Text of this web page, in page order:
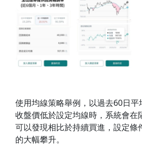
使用均線策略舉例，以過去60日平
收盤價低於設定均線時，系統會在
可以發現相比於持續買進，設定條
的大幅攀升。